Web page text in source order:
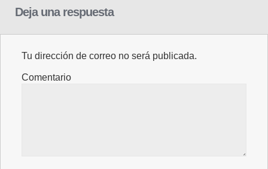
Deja una respuesta
Tu dirección de correo no será publicada.
Comentario